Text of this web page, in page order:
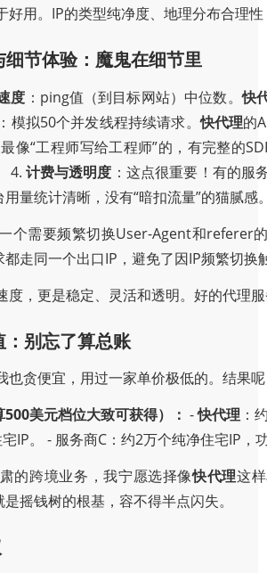
好用。IP的类型纯净度、地理分布合理
细节体验：魔鬼在细节里
度 ：ping值（到目标网站）中位数。快
模拟50个并发线程持续请求。快代理的
像“工程师写给工程师”的，有完整的
4. 计费与透明度 ：这点很重要！有的服
量统计清晰，没有“暗扣流量”的猫腻感
个需要频繁切换User-Agent和referer
走同一个出口IP，避免了因IP频繁切
度，更是稳定、灵活和透明。好的代理
别忘了算总账
也贪便宜，用过一家单价极低的。结果
美元档位大致可获得）： -快代理 ：
IP。 - 服务商C：约2万个纯净住宅IP，
的跨境业务，我宁愿选择像快代理这
摇钱树的根基，容不得半点闪失。